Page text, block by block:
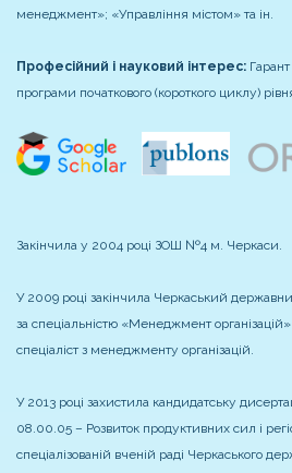
менеджмент»; «Управління містом» та ін.
Професійний і науковий інтерес:
програми початкового (короткого циклу)
Закінчила у 2004 році ЗОШ №4 м. Черкаси.
У 2009 році закінчила Черкаський
за спеціальністю «Менеджмент
спеціаліст з менеджменту організацій.
У 2013 році захистила кандидатську
08.00.05 – Розвиток продуктивних сил і
спеціалізованій вченій раді Черкаського